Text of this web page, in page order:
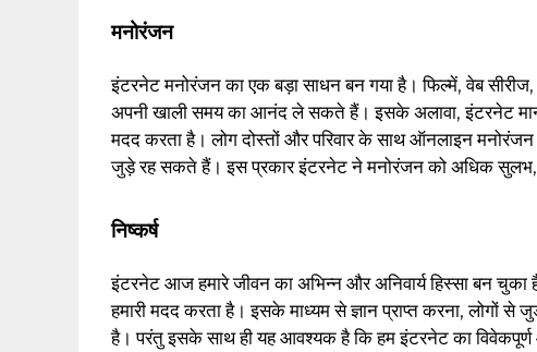
मनोरंजन
इंटरनेट मनोरंजन का एक बड़ा साधन बन गया है। फिल्में, वेब
अपनी खाली समय का आनंद ले सकते हैं। इसके अलावा, इंटरनेट
मदद करता है। लोग दोस्तों और परिवार के साथ ऑनलाइन
जुड़े रह सकते हैं। इस प्रकार इंटरनेट ने मनोरंजन को अधिक सुलभ,
निष्कर्ष
इंटरनेट आज हमारे जीवन का अभिन्न और अनिवार्य हिस्सा बन चुका
हमारी मदद करता है। इसके माध्यम से ज्ञान प्राप्त करना, लोगों
है। परंतु इसके साथ ही यह आवश्यक है कि हम इंटरनेट का